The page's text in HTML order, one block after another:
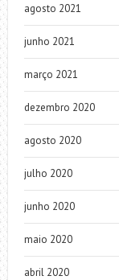
agosto 2021
junho 2021
março 2021
dezembro 2020
agosto 2020
julho 2020
junho 2020
maio 2020
abril 2020